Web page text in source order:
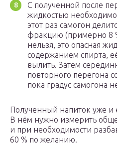
С полученной после
жидкостью
этот раз самогон
фракцию (примерно 8
нельзя, это опасная
содержанием спирта,
вылить. Затем
повторного перегона
пока градус самогона
Полученный напиток уже и
В нём нужно измерить
и при необходимости
60 % по желанию.